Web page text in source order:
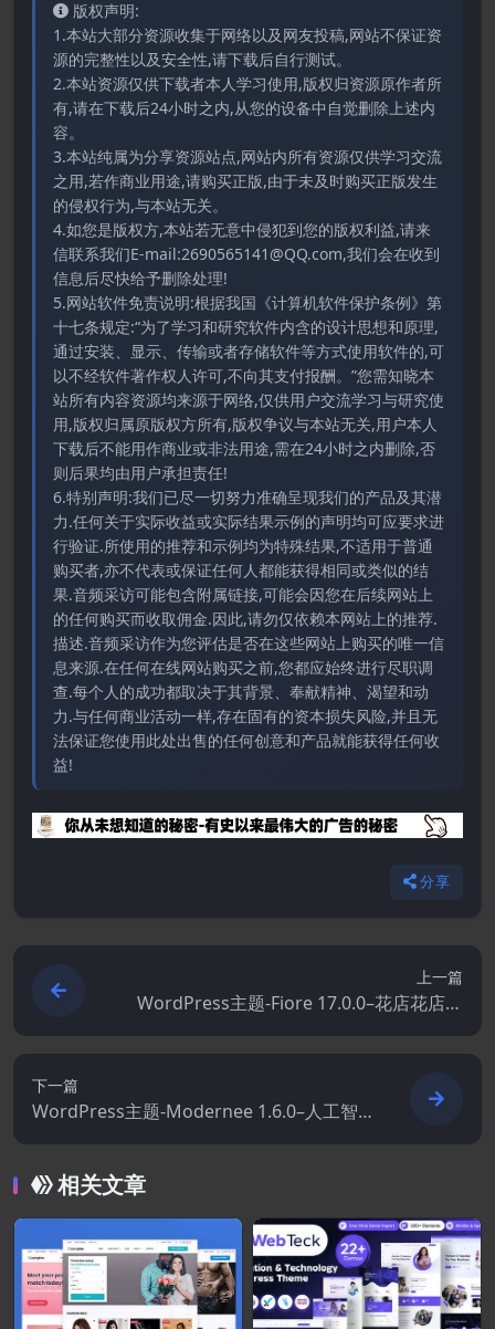
版权声明:
1.本站大部分资源收集于网络以及网友投稿,网站不保证资
源的完整性以及安全性,请下载后自行测试。
2.本站资源仅供下载者本人学习使用,版权归资源原作者所
有,请在下载后24小时之内,从您的设备中自觉删除上述内
容。
3.本站纯属为分享资源站点,网站内所有资源仅供学习交流
之用,若作商业用途,请购买正版,由于未及时购买正版发生
的侵权行为,与本站无关。
4.如您是版权方,本站若无意中侵犯到您的版权利益,请来
信联系我们E-mail:2690565141@QQ.com,我们会在收到
信息后尽快给予删除处理!
5.网站软件免责说明:根据我国《计算机软件保护条例》第
十七条规定:“为了学习和研究软件内含的设计思想和原理,
通过安装、显示、传输或者存储软件等方式使用软件的,可
以不经软件著作权人许可,不向其支付报酬。”您需知晓本
站所有内容资源均来源于网络,仅供用户交流学习与研究使
用,版权归属原版权方所有,版权争议与本站无关,用户本人
下载后不能用作商业或非法用途,需在24小时之内删除,否
则后果均由用户承担责任!
6.特别声明:我们已尽一切努力准确呈现我们的产品及其潜
力.任何关于实际收益或实际结果示例的声明均可应要求进
行验证.所使用的推荐和示例均为特殊结果,不适用于普通
购买者,亦不代表或保证任何人都能获得相同或类似的结
果.音频采访可能包含附属链接,可能会因您在后续网站上
的任何购买而收取佣金.因此,请勿仅依赖本网站上的推荐.
描述.音频采访作为您评估是否在这些网站上购买的唯一信
息来源.在任何在线网站购买之前,您都应始终进行尽职调
查.每个人的成功都取决于其背景、奉献精神、渴望和动
力.与任何商业活动一样,存在固有的资本损失风险,并且无
法保证您使用此处出售的任何创意和产品就能获得任何收
益!
分享
上一篇
WordPress主题-Fiore 17.0.0–花店花店电
子商务WordPress主题
下一篇
WordPress主题-Modernee 1.6.0–人工智
能公司和数字代理WordPress主题
相关文章